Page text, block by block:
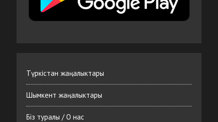
Түркістан жаңалыктары
Шымкент жаңалыктары
Біз туралы / О нас